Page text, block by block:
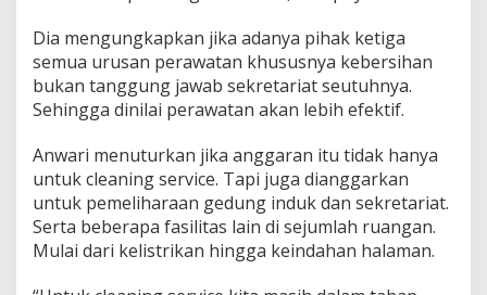
Dia mengungkapkan jika adanya pihak ketiga
semua urusan perawatan khususnya kebersihan
bukan tanggung jawab sekretariat seutuhnya.
Sehingga dinilai perawatan akan lebih efektif.
Anwari menuturkan jika anggaran itu tidak hanya
untuk cleaning service. Tapi juga dianggarkan
untuk pemeliharaan gedung induk dan sekretariat.
Serta beberapa fasilitas lain di sejumlah ruangan.
Mulai dari kelistrikan hingga keindahan halaman.